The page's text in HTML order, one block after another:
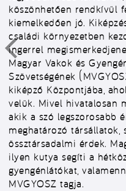
köszönhetően rendkívül
kiemelkedően jó.
családi környezetben
ingerrel
Magyar Vakok és
Szövetségének
kiképző Központjába,
velük. Mivel hivatalosan
akik a szó legszorosabb
meghatározó társállatok,
össztársadalmi érdek.
ilyen kutya segíti a
gyengénlátókat,
MVGYOSZ tagja.